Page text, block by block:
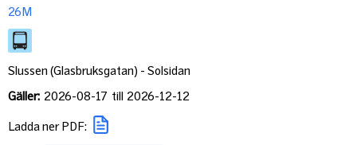
26M
Slussen (Glasbruksgatan) - Solsidan
Gäller: 2026-08-17 till 2026-12-12
Ladda ner PDF: